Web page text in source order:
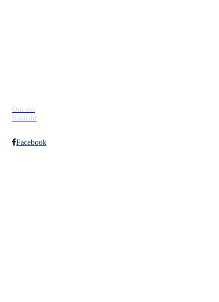
Om oss
Kontakt
Facebook